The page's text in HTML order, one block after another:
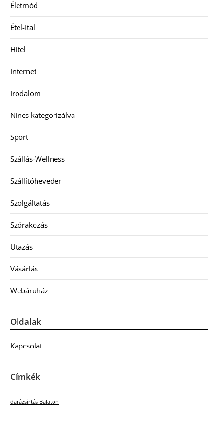
Életmód
Étel-Ital
Hitel
Internet
Irodalom
Nincs kategorizálva
Sport
Szállás-Wellness
Szállítóheveder
Szolgáltatás
Szórakozás
Utazás
Vásárlás
Webáruház
Oldalak
Kapcsolat
Címkék
darázsirtás Balaton